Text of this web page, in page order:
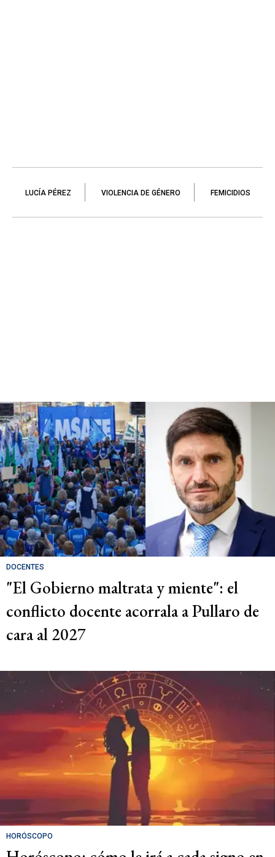
LUCÍA PÉREZ VIOLENCIA DE GÉNERO FEMICIDIOS
DOCENTES
"El Gobierno maltrata y miente": el
conflicto docente acorrala a Pullaro de
cara al 2027
HORÓSCOPO